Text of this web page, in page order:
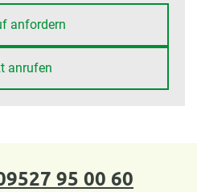
anfordern
anrufen
95 00 60